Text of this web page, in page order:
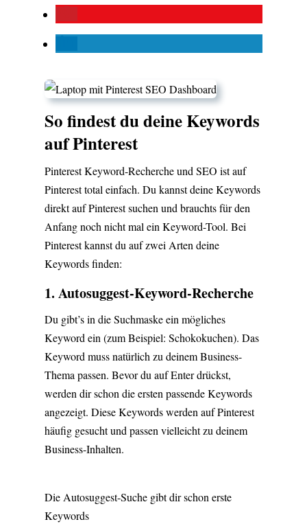
So findest du deine Keywords
auf Pinterest
Pinterest Keyword-Recherche und SEO ist auf
Pinterest total einfach. Du kannst deine Keywords
direkt auf Pinterest suchen und brauchts für den
Anfang noch nicht mal ein Keyword-Tool. Bei
Pinterest kannst du auf zwei Arten deine
Keywords finden:
1. Autosuggest-Keyword-Recherche
Du gibt’s in die Suchmaske ein mögliches
Keyword ein (zum Beispiel: Schokokuchen). Das
Keyword muss natürlich zu deinem Business-
Thema passen. Bevor du auf Enter drückst,
werden dir schon die ersten passende Keywords
angezeigt. Diese Keywords werden auf Pinterest
häufig gesucht und passen vielleicht zu deinem
Business-Inhalten.
Die Autosuggest-Suche gibt dir schon erste
Keywords